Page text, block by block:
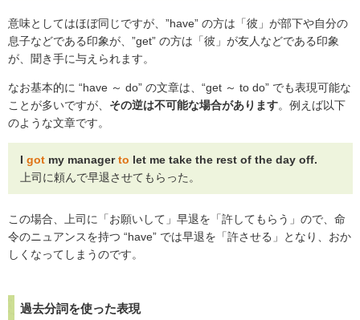
意味としてはほぼ同じですが、”have” の方は「彼」が部下や自分の
息子などである印象が、”get” の方は「彼」が友人などである印象
が、聞き手に与えられます。
なお基本的に “have ～ do” の文章は、“get ～ to do” でも表現可能な
ことが多いですが、 その逆は不可能な場合があります。例えば以下
のような文章です。
I got my managerto let me take the rest of the day off.
上司に頼んで早退させてもらった。
この場合、上司に「お願いして」早退を「許してもらう」ので、命
令のニュアンスを持つ “have” では早退を「許させる」となり、おか
しくなってしまうのです。
過去分詞を使った表現